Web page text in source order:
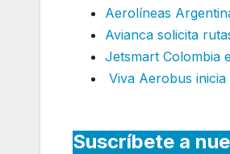
Aerolíneas
Avianca solicita
Jetsmart Colombia
Viva Aerobus
Suscríbete a